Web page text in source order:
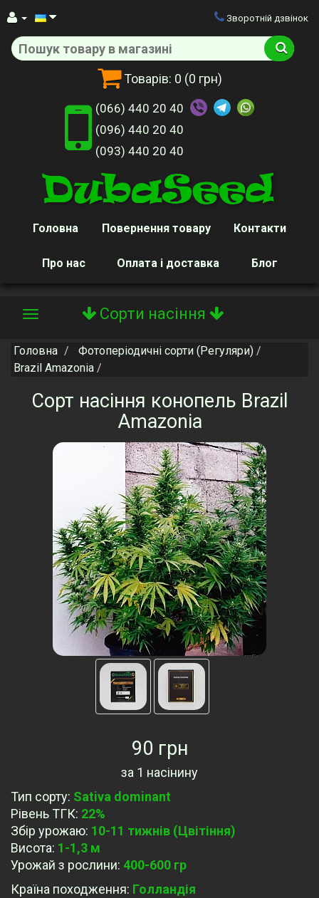
Товарів: 0 (0 грн)
Зворотній дзвінок
(066) 440 20 40
(096) 440 20 40
(093) 440 20 40
Головна Повернення товару Контакти
Про нас Оплата і доставка Блог
Сорти насіння
Toggle
Головна
Фотоперіодичні сорти (Регуляри)
Brazil Amazonia
Сорт насіння конопель Brazil
Amazonia
90 грн
за 1 насінину
Тип сорту: Sativa dominant
Рівень ТГК: 22%
Збір урожаю: 10-11 тижнів (Цвітіння)
Висота: 1-1,3 м
Урожай з рослини: 400-600 гр
Країна походження: Голландія